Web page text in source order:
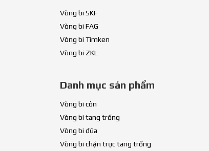
Vòng bi SKF
Vòng bi FAG
Vòng bi Timken
Vòng bi ZKL
Danh mục sản phẩm
Vòng bi côn
Vòng bi tang trống
Vòng bi đũa
Vòng bi chặn trục tang trống